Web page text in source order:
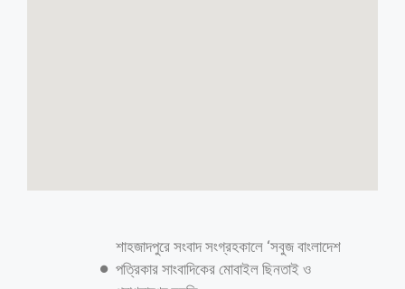
করে প্রকাশ্য ক্ষমা চাইতে এনসিপি নেতা সারজিস আলমকে লিগ্যাল নোটিশ পাঠানো
হয়েছে। শনিবার (২৪ মে) সুপ্রিম কোর্টের আইনজীবী মো. জসিম উদ্দিন সারজিস
আলমকে এ লিগ্যাল নোটিশ পাঠিয়েছেন।